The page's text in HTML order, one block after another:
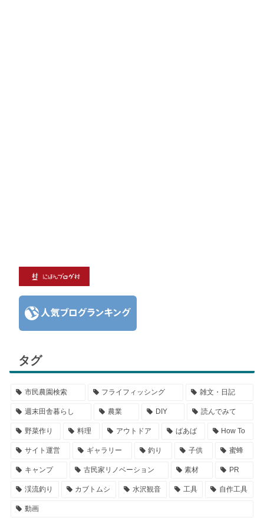
タグ
市民農園検索 フライフィッシング 雑文・日記
週末田舎暮らし 農業 DIY 読んでみて
野菜作り 料理 アウトドア ばあば How To
サイト運営 ギャラリー 釣り 子供 蜜蜂
キャンプ 古民家リノベーション 素材 PR
渓流釣り カブトムシ 水沢観音 工具 自作工具
動画